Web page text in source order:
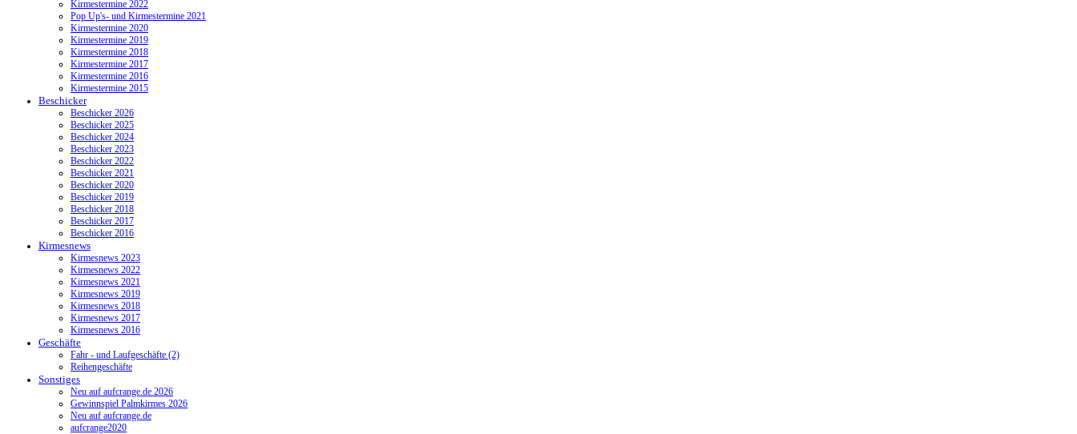
Kirmestermine 2022
Pop Up's- und Kirmestermine 2021
Kirmestermine 2020
Kirmestermine 2019
Kirmestermine 2018
Kirmestermine 2017
Kirmestermine 2016
Kirmestermine 2015
Beschicker
Beschicker 2026
Beschicker 2025
Beschicker 2024
Beschicker 2023
Beschicker 2022
Beschicker 2021
Beschicker 2020
Beschicker 2019
Beschicker 2018
Beschicker 2017
Beschicker 2016
Kirmesnews
Kirmesnews 2023
Kirmesnews 2022
Kirmesnews 2021
Kirmesnews 2019
Kirmesnews 2018
Kirmesnews 2017
Kirmesnews 2016
Geschäfte
Fahr - und Laufgeschäfte (2)
Reihengeschäfte
Sonstiges
Neu auf aufcrange.de 2026
Gewinnspiel Palmkirmes 2026
Neu auf aufcrange.de
aufcrange2020